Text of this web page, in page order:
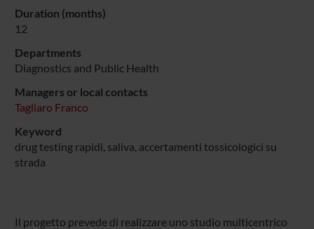
Duration (months)
12
Departments
Diagnostics and Public Health
Managers or local contacts
Tagliaro Franco
Keyword
drug testing rapidi, saliva, accertamenti tossicologici su
strada
Il progetto prevede di realizzare uno studio multicentrico